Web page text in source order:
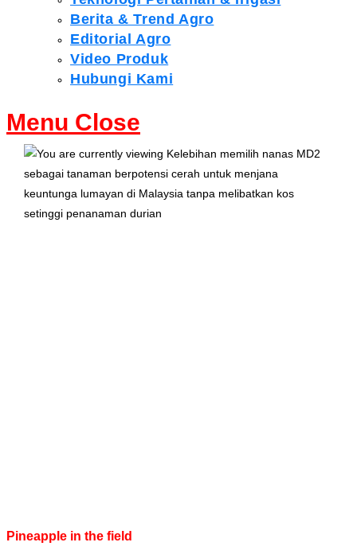
Berita & Trend Agro
Editorial Agro
Video Produk
Hubungi Kami
Menu Close
Pineapple in the field